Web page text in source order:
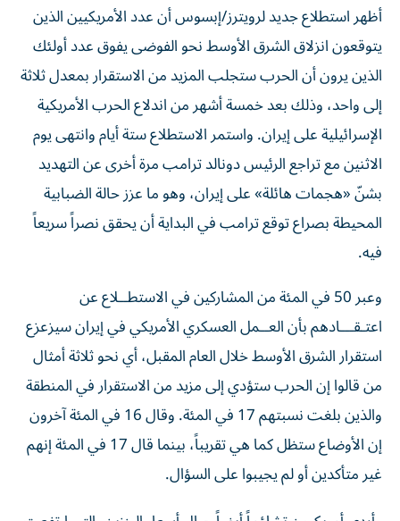
أظهر استطلاع جديد لرويترز/إبسوس أن عدد الأمريكيين الذين
يتوقعون انزلاق الشرق الأوسط نحو الفوضى يفوق عدد أولئك
الذين يرون أن الحرب ستجلب المزيد من الاستقرار بمعدل ثلاثة
إلى واحد، وذلك بعد خمسة ‌أشهر من اندلاع الحرب الأمريكية
الإسرائيلية على إيران. واستمر الاستطلاع ستة أيام وانتهى يوم
الاثنين مع تراجع الرئيس دونالد ترامب مرة أخرى عن التهديد
بشنّ «هجمات هائلة» على إيران، ​وهو ما عزز حالة الضبابية
المحيطة بصراع توقع ترامب في البداية أن يحقق نصراً سريعاً
فيه.
وعبر 50 في المئة من المشاركين في الاستطــلاع عن
اعتـقـــادهم بأن العــمل ‌العسكري الأمريكي في إيران سيزعزع
استقرار الشرق الأوسط ‌خلال العام المقبل، أي نحو ثلاثة أمثال
من قالوا إن الحرب ستؤدي إلى مزيد من الاستقرار في المنطقة
والذين بلغت نسبتهم 17 في المئة. وقال 16 في المئة آخرون
إن الأوضاع ستظل كما هي تقريباً، بينما قال 17 في المئة إنهم
غير متأكدين أو لم يجيبوا على السؤال.